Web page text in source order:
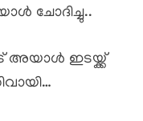
ചോദിച്ചു..
അയാൾ ഇടയ്ക്ക്